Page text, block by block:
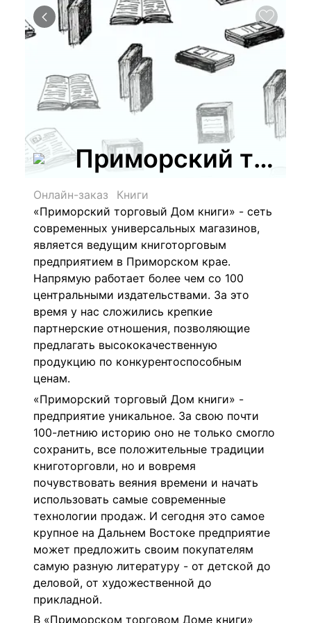
Приморский
Онлайн-заказ
Книги
«Приморский торговый Дом книги» - сеть
современных универсальных магазинов,
является ведущим книготорговым
предприятием в Приморском крае.
Напрямую работает более чем со 100
центральными издательствами. За это
время у нас сложились крепкие
партнерские отношения, позволяющие
предлагать высококачественную
продукцию по конкурентоспособным
ценам.
«Приморский торговый Дом книги» -
предприятие уникальное. За свою почти
100-летнию историю оно не только смогло
сохранить, все положительные традиции
книготорговли, но и вовремя
почувствовать веяния времени и начать
использовать самые современные
технологии продаж. И сегодня это самое
крупное на Дальнем Востоке предприятие
может предложить своим покупателям
самую разную литературу - от детской до
деловой, от художественной до
прикладной.
В «Приморском торговом Доме книги»